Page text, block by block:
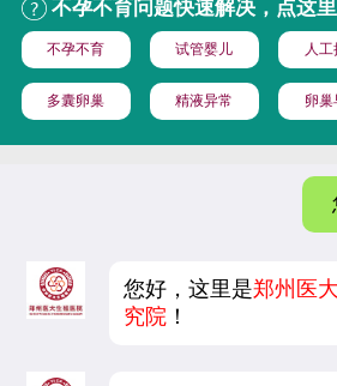
不孕不育问题快速解决，点这里
不孕不育 试管婴儿 人
多囊卵巢 精液异常 卵巢
您好，这里是郑州医
究院 ！